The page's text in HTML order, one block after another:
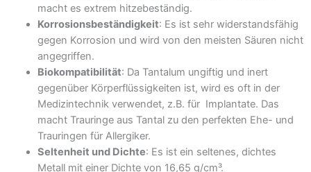
macht es extrem hitzebeständig.
Korrosionsbeständigkeit: Es ist sehr widerstandsfähig
gegen Korrosion und wird von den meisten Säuren nicht
angegriffen.
Biokompatibilität: Da Tantalum ungiftig und inert
gegenüber Körperflüssigkeiten ist, wird es oft in der
Medizintechnik verwendet, z.B. für Implantate. Das
macht Trauringe aus Tantal zu den perfekten Ehe- und
Trauringen für Allergiker.
Seltenheit und Dichte: Es ist ein seltenes, dichtes
Metall mit einer Dichte von 16,65 g/cm³.